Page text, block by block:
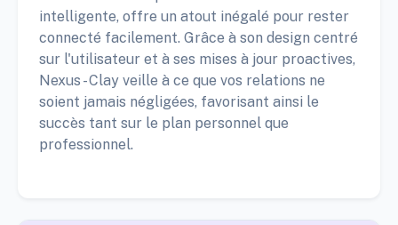
intelligente, offre un atout inégalé pour rester
connecté facilement. Grâce à son design centré
sur l'utilisateur et à ses mises à jour proactives,
Nexus - Clay veille à ce que vos relations ne
soient jamais négligées, favorisant ainsi le
succès tant sur le plan personnel que
professionnel.